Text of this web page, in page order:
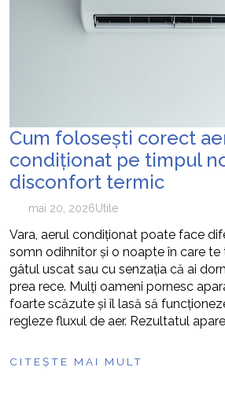
cum pot fi prevenite
Cum folosești corect
condiționat pe timpul
disconfort termic
mai 20, 2026Utile
Vara, aerul condiționat poate face
somn odihnitor și o noapte în care
gâtul uscat sau cu senzația că ai
prea rece. Mulți oameni pornesc
foarte scăzute și îl lasă să
regleze fluxul de aer. Rezultatul
CITEȘTE MAI MULT